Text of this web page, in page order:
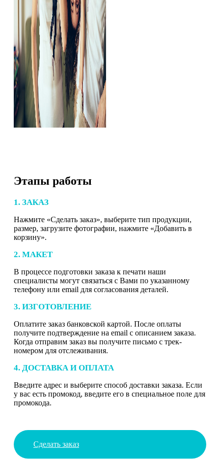
Этапы работы
1. ЗАКАЗ
Нажмите «Сделать заказ», выберите тип продукции,
размер, загрузите фотографии, нажмите «Добавить в
корзину».
2. МАКЕТ
В процессе подготовки заказа к печати наши
специалисты могут связаться с Вами по указанному
телефону или email для согласования деталей.
3. ИЗГОТОВЛЕНИЕ
Оплатите заказ банковской картой. После оплаты
получите подтверждение на email с описанием заказа.
Когда отправим заказ вы получите письмо с трек-
номером для отслеживания.
4. ДОСТАВКА И ОПЛАТА
Введите адрес и выберите способ доставки заказа. Если
у вас есть промокод, введите его в специальное поле для
промокода.
Сделать заказ